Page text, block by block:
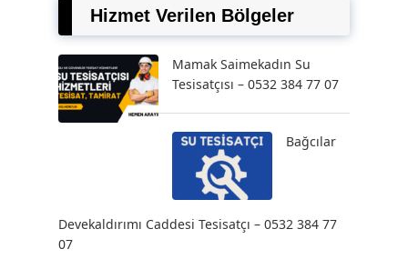
Hizmet Verilen Bölgeler
Mamak Saimekadın Su
Tesisatçısı – 0532 384 77 07
Bağcılar
Devekaldırımı Caddesi Tesisatçı – 0532 384 77
07